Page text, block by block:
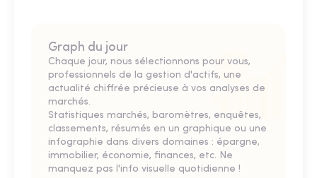
Graph du jour
Chaque jour, nous sélectionnons pour vous,
professionnels de la gestion d'actifs, une
actualité chiffrée précieuse à vos analyses de
marchés.
Statistiques marchés, baromètres, enquêtes,
classements, résumés en un graphique ou une
infographie dans divers domaines : épargne,
immobilier, économie, finances, etc. Ne
manquez pas l'info visuelle quotidienne !